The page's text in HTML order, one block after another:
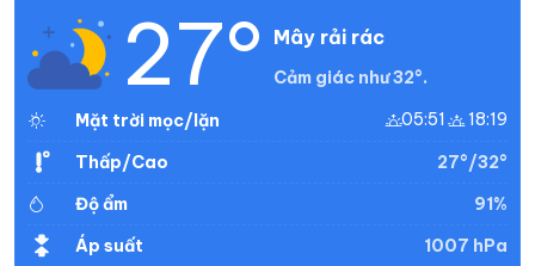
27° Mây rải rác
Cảm giác như 32°.
Mặt trời mọc/lặn
05:51 18:19
Thấp/Cao
27°/32°
Độ ẩm
91%
Áp suất
1007 hPa